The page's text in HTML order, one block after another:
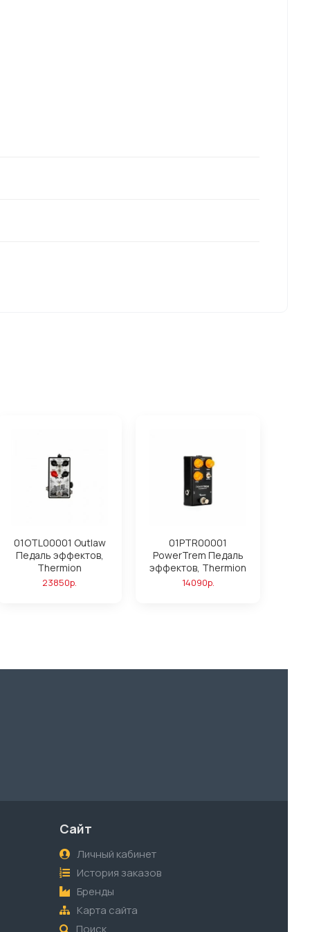
01OTL00001 Outlaw
Педаль эффектов,
Thermion
23850р.
01PTR00001
PowerTrem Педаль
эффектов, Thermion
14090р.
Сайт
Личный кабинет
История заказов
Бренды
Карта сайта
Поиск